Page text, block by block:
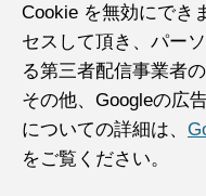
Cookie を無効にでき
セスして頂き、パー
る第三者配信事業者
その他、Googleの広
についての詳細は、
をご覧ください。